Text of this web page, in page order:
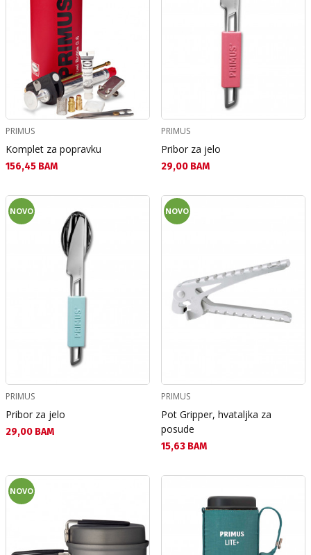
PRIMUS
Komplet za popravku
Текуща цена:
156,45 BAM
PRIMUS
Pribor za jelo
Текуща цена:
29,00 BAM
NOVO
PRIMUS
Pribor za jelo
Текуща цена:
29,00 BAM
NOVO
PRIMUS
Pot Gripper, hvataljka za
posude
Текуща цена:
15,63 BAM
NOVO